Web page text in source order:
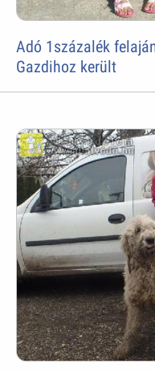
Adó 1százalék
Gazdihoz került